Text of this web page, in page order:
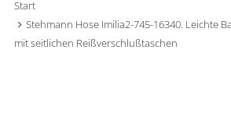
Start
Stehmann Hose Imilia2-745-16340. Leichte
mit seitlichen Reißverschlußtaschen